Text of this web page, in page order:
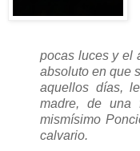
pocas luces y el
absoluto en que
aquellos días,
madre, de una
mismísimo
calvario.